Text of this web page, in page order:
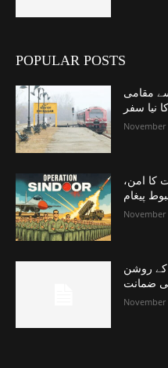
POPULAR POSTS
مقامی
نیا سفر
November
کا امن،
پیغام
November
کے روشن
ضمانت
November